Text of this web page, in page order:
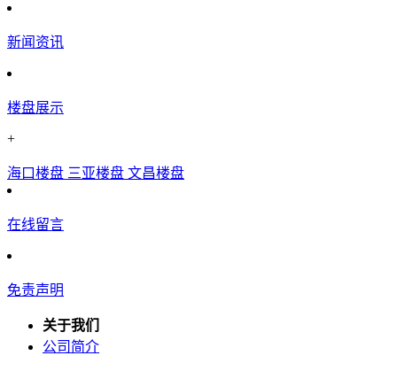
新闻资讯
楼盘展示
+
海口楼盘 三亚楼盘 文昌楼盘
在线留言
免责声明
关于我们
公司简介